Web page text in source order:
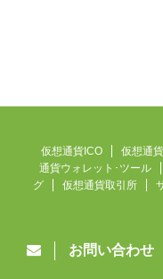
仮想通貨ICO 仮想通
通貨ウォレット･ツール
グ
仮想通貨取引所
お問い合わせ